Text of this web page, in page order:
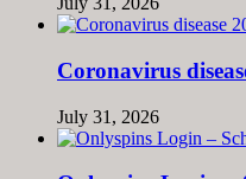
Coronavirus
July 31, 2026